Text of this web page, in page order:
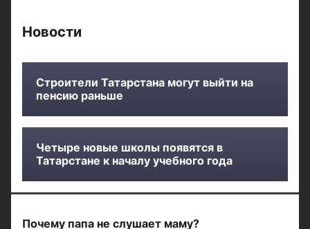
Новости
Строители Татарстана могут выйти на
пенсию раньше
Четыре новые школы появятся в
Татарстане к началу учебного года
Почему папа не слушает маму?